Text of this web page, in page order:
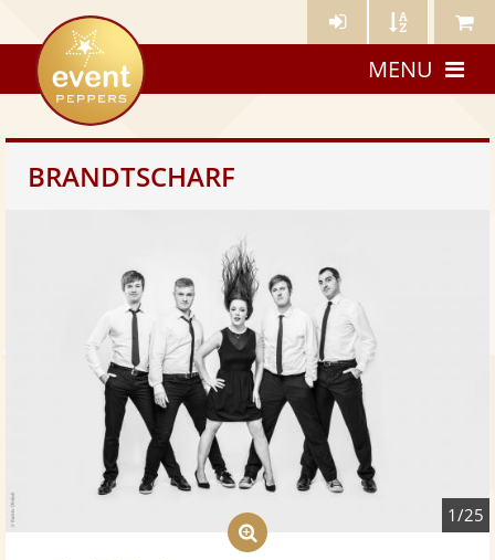
Künstler- Künstler Meine
eventpeppers
MENU
BRANDTSCHARF
1/25